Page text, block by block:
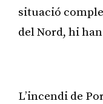
situació
del Nord, hi
L’incendi de